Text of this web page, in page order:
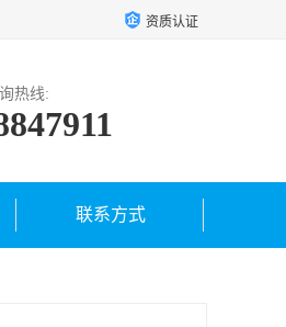
资质认证
热线:
联系方式